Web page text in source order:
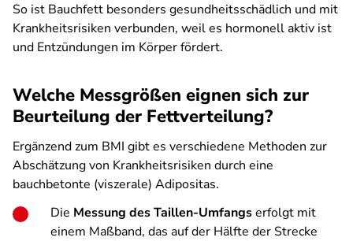
So ist Bauchfett besonders gesundheitsschädlich und mit
Krankheitsrisiken verbunden, weil es hormonell aktiv ist
und Entzündungen im Körper fördert.
Welche Messgrößen eignen sich zur
Beurteilung der Fettverteilung?
Ergänzend zum BMI gibt es verschiedene Methoden zur
Abschätzung von Krankheitsrisiken durch eine
bauchbetonte (viszerale) Adipositas.
Die Messung des Taillen-Umfangserfolgt mit
einem Maßband, das auf der Hälfte der Strecke